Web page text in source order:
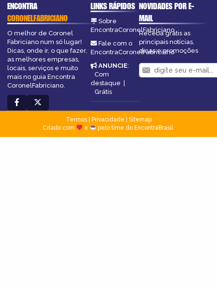
ENCONTRA
CORONELFABRICIANO
O melhor de Coronel
Fabriciano num só lugar!
Dicas, onde ir, o que fazer,
as melhores empresas,
locais, serviços e muito
mais no guia Encontra
CoronelFabriciano.
LINKS RÁPIDOS
Sobre
EncontraCoronelFabriciano
Fale com o
EncontraCoronelFabriciano
ANUNCIE:
Com
destaque |
Grátis
NOVIDADES POR E-
MAIL
Receba grátis as
principais notícias,
dicas e promoções
Termos| Privacidade
Sitemap
Criado com
e pelo time do EncontraBrasil